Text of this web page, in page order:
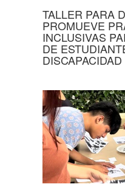
TALLER PARA
PROMUEVE
INCLUSIVAS
DE
DISCAPACIDAD